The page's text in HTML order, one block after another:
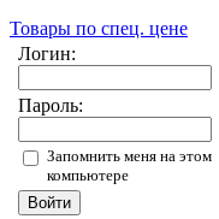
Товары по спец. цене
Логин:
Пароль:
Запомнить меня на этом
компьютере